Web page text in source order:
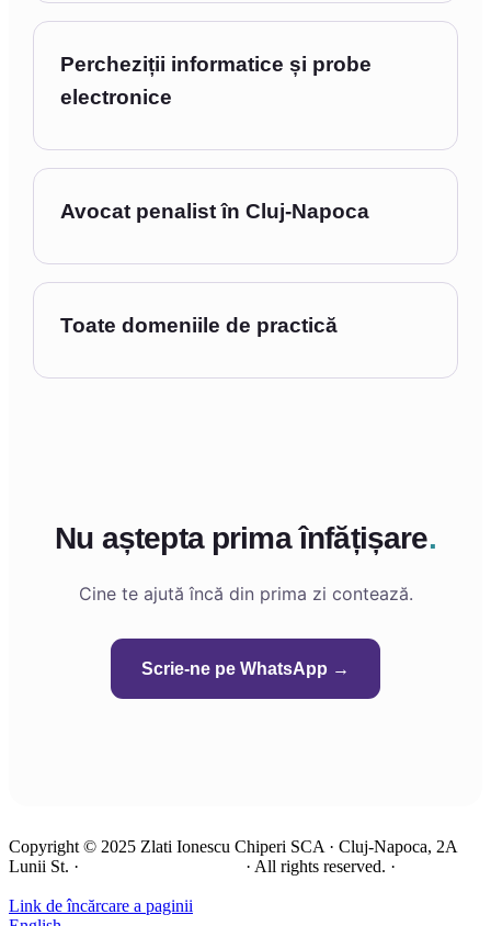
Percheziții informatice și probe
electronice
Avocat penalist în Cluj-Napoca
Toate domeniile de practică
Nu aștepta prima înfățișare.
Cine te ajută încă din prima zi contează.
Scrie-ne pe WhatsApp →
Copyright © 2025 Zlati Ionescu Chiperi SCA · Cluj-Napoca, 2A
Lunii St. ·
· All rights reserved. ·
Link de încărcare a paginii